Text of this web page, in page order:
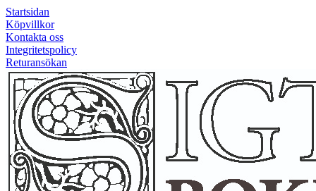
Startsidan
Köpvillkor
Kontakta oss
Integritetspolicy
Returansökan